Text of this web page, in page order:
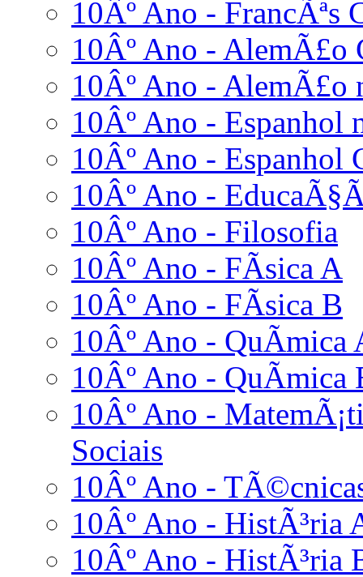
10Âº Ano -
10Âº Ano -
10Âº Ano - AlemÃ£o
10Âº Ano - Espanhol
10Âº Ano -
10Âº Ano -
10Âº Ano - Filosofia
10Âº Ano - FÃ­sica A
10Âº Ano - FÃ­sica B
10Âº Ano - QuÃ­mica
10Âº Ano - QuÃ­mica
10Âº Ano -
Sociais
10Âº Ano -
10Âº Ano - HistÃ³ria
10Âº Ano - HistÃ³ria